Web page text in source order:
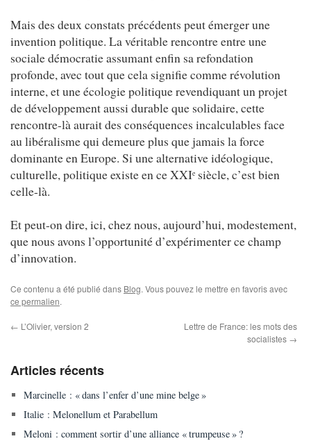
Mais des deux constats précédents peut émerger une
invention politique. La véritable rencontre entre une
sociale démocratie assumant enfin sa refondation
profonde, avec tout que cela signifie comme révolution
interne, et une écologie politique revendiquant un projet
de développement aussi durable que solidaire, cette
rencontre-là aurait des conséquences incalculables face
au libéralisme qui demeure plus que jamais la force
dominante en Europe. Si une alternative idéologique,
culturelle, politique existe en ce XXIe siècle, c’est bien
celle-là.
Et peut-on dire, ici, chez nous, aujourd’hui, modestement,
que nous avons l’opportunité d’expérimenter ce champ
d’innovation.
Ce contenu a été publié dans Blog. Vous pouvez le mettre en favoris avec
ce permalien.
← L’Olivier, version 2
Lettre de France: les mots des
socialistes →
Articles récents
Marcinelle : « dans l’enfer d’une mine belge »
Italie : Melonellum et Parabellum
Meloni : comment sortir d’une alliance « trumpeuse » ?